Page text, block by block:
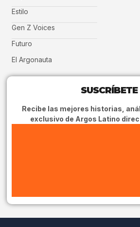
Estilo
Gen Z Voices
Futuro
El Argonauta
SUSCRÍBETE
Recibe las mejores historias,
exclusivo de Argos Latino